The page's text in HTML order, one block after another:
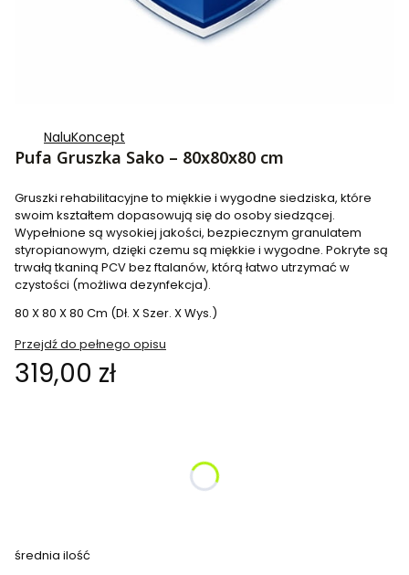
NaluKoncept
Pufa Gruszka Sako – 80x80x80 cm
Gruszki rehabilitacyjne to miękkie i wygodne siedziska, które
swoim kształtem dopasowują się do osoby siedzącej.
Wypełnione są wysokiej jakości, bezpiecznym granulatem
styropianowym, dzięki czemu są miękkie i wygodne. Pokryte są
trwałą tkaniną PCV bez ftalanów, którą łatwo utrzymać w
czystości (możliwa dezynfekcja).
80 X 80 X 80 Cm (Dł. X Szer. X Wys.)
Przejdź do pełnego opisu
Cena
319,00 zł
Poszczególne warianty mogą różnić się ceną
średnia ilość